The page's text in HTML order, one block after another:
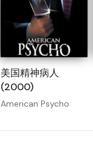
美国精神病人
(2000)
American Psycho